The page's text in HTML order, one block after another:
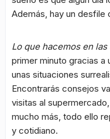
Además, hay un desfile
Lo que hacemos en
primer minuto gracias a
unas situaciones
Encontrarás consejos
visitas al
mucho más, todo ello
y cotidiano.